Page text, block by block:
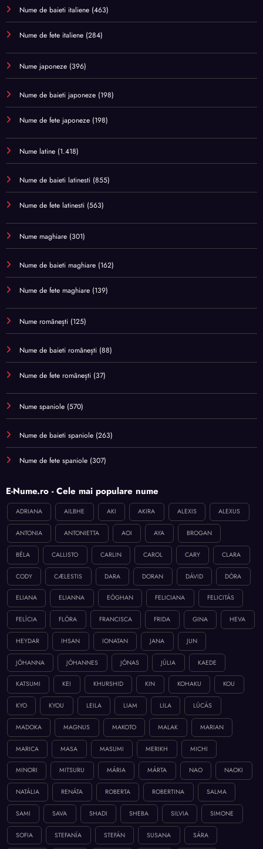
Nume de baieti italiene (463)
Nume de fete italiene (284)
Nume japoneze (396)
Nume de baieti japoneze (198)
Nume de fete japoneze (198)
Nume latine (1.418)
Nume de baieti latinesti (855)
Nume de fete latinesti (563)
Nume maghiare (301)
Nume de baieti maghiare (162)
Nume de fete maghiare (139)
Nume românești (125)
Nume de baieti românești (88)
Nume de fete românești (37)
Nume spaniole (570)
Nume de baieti spaniole (263)
Nume de fete spaniole (307)
E-Nume.ro - Cele mai populare nume
ADRIANA AILBHE AKI AKIRA ALEXIS ALEXUS
ANTONIA ANTONIETTA AOI AYA BROGAN
BÉLA CALLISTO CARLIN CAROL CARY CLARA
CODY CÆLESTIS DARA DORAN DÁVID DÓRA
ELIANA ELIANNA EÓGHAN FELICIANA FELICITÁS
FELÍCIA FLÓRA FRANCISCA FRIDA GINA HEVA
HEYDAR IHSAN IONATAN JANA JUN
JÓHANNA JÓHANNES JÓNAS JÚLIA KAEDE
KATSUMI KEI KHURSHID KIN KOHAKU KOU
KYO KYOU LEILA LIAM LILA LÚCÁS
MADOKA MAGNUS MAKOTO MALAK MARIAN
MARICA MASA MASUMI MERIKH MICHI
MINORI MITSURU MÁRIA MÁRTA NAO NAOKI
NATÁLIA RENÁTA ROBERTA ROBERTINA SALMA
SAMI SAVA SHADI SHEBA SILVIA SIMONE
SOFIA STEFANÍA STEFÁN SUSANA SÁRA